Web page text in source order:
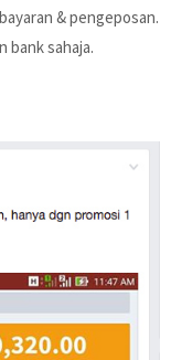
& pengeposan.
bank sahaja.